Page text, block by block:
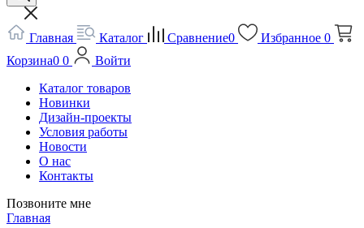
Главная Каталог Сравнение0 Избранное 0
Корзина0 0
Войти
Каталог товаров
Новинки
Дизайн-проекты
Условия работы
Новости
О нас
Контакты
Позвоните мне
Главная